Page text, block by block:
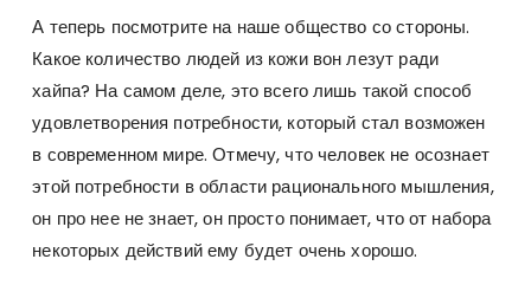
А теперь посмотрите на наше общество со стороны.
Какое количество людей из кожи вон лезут ради
хайпа? На самом деле, это всего лишь такой способ
удовлетворения потребности, который стал возможен
в современном мире. Отмечу, что человек не осознает
этой потребности в области рационального мышления,
он про нее не знает, он просто понимает, что от набора
некоторых действий ему будет очень хорошо.